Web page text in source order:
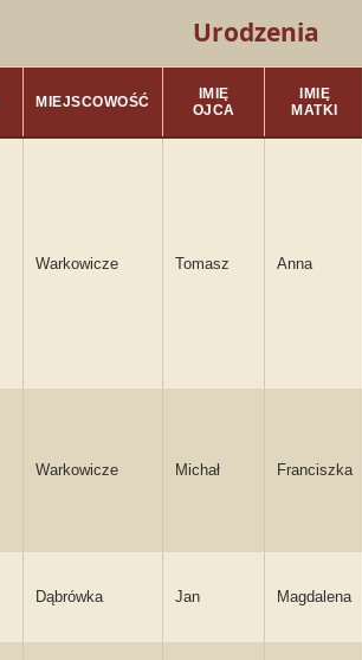
Urodzenia
MIEJSCOWOŚĆ
IMIĘ
OJCA
IMIĘ
MATKI
Warkowicze Tomasz Anna
Warkowicze Michał Franciszka
Dąbrówka Jan Magdalena